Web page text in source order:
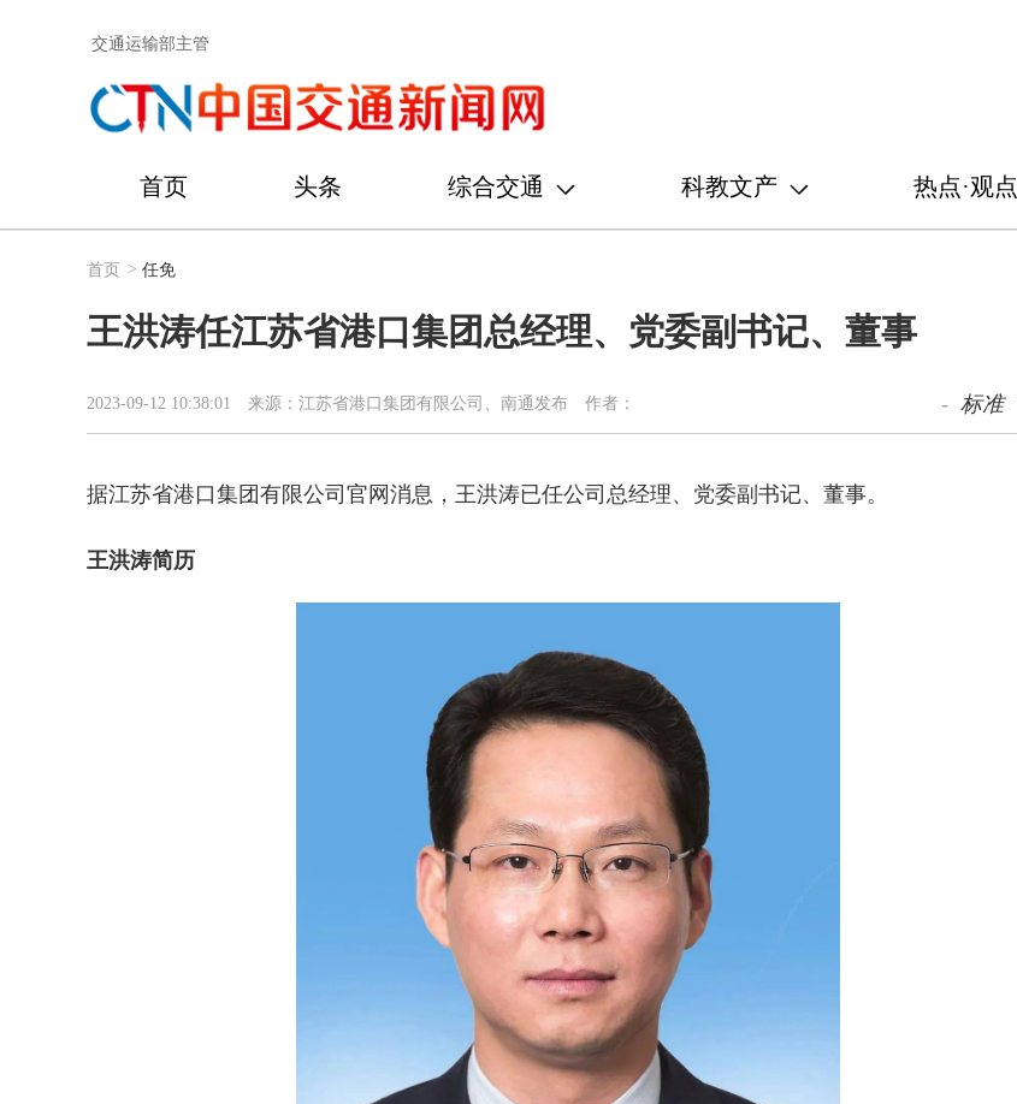
交通运输部主管
首页 头条 综合交通 科教文产 热点·观点
首页 > 任免
王洪涛任江苏省港口集团总经理、党委副书记、董事
2023-09-12 10:38:01 来源：江苏省港口集团有限公司、南通发布 作者： - 标准
据江苏省港口集团有限公司官网消息，王洪涛已任公司总经理、党委副书记、董事。
王洪涛简历